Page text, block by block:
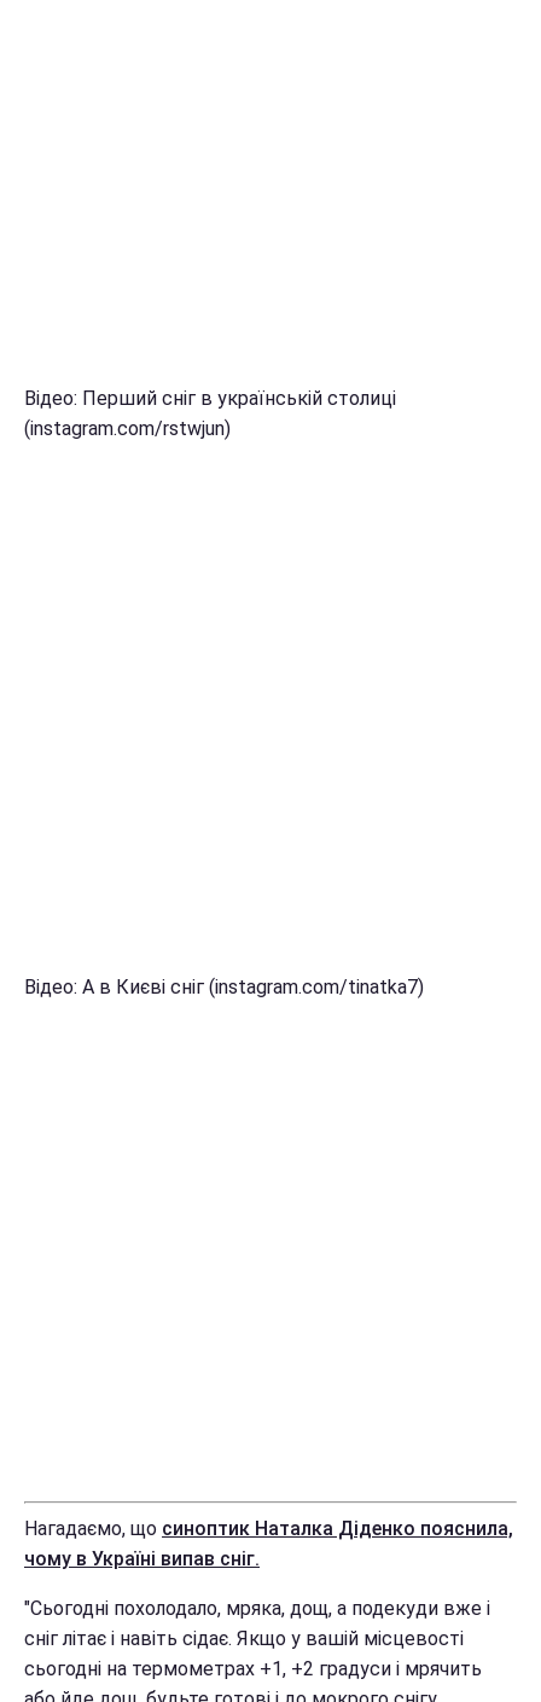
Відео: Перший сніг в українській столиці
(instagram.com/rstwjun)
Відео: А в Києві сніг (instagram.com/tinatka7)
Нагадаємо, що синоптик Наталка Діденко пояснила,
чому в Україні випав сніг.
"Сьогодні похолодало, мряка, дощ, а подекуди вже і
сніг літає і навіть сідає. Якщо у вашій місцевості
сьогодні на термометрах +1, +2 градуси і мрячить